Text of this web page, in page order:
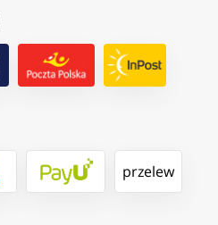
przelew